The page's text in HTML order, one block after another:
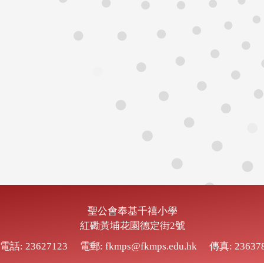
聖公會奉基千禧小學
紅磡黃埔花園德定街2號
電話: 23627123
電郵: fkmps@fkmps.edu.hk 傳真: